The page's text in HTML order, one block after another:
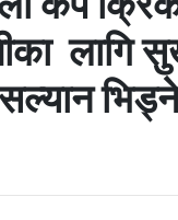
लागि
भिड्ने